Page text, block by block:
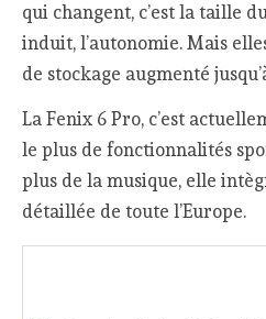
qui changent, c’est la taille
induit, l’autonomie. Mais
de stockage augmenté
La Fenix 6 Pro, c’est
le plus de fonctionnalités
plus de la musique, elle
détaillée de toute l’Europe.